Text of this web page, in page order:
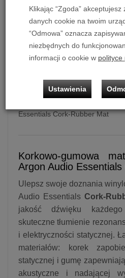
Essentials Cork-Rubber Mat
Korkowo-gumowa
Argon Audio
Ulepsz swoje doznania
Audio Essentials Cork-
jakość dźwięku
skuteczne tłumienie
i elektryczności statycznej.
materiałów: korek
statycznej i gumę
akustyczne i nadającej
Klikając “Zgoda”
danych cookie na twoim
“Odmowa” oznacza
niezbędnych do
informacji o cookie w polityce
Ustawienia